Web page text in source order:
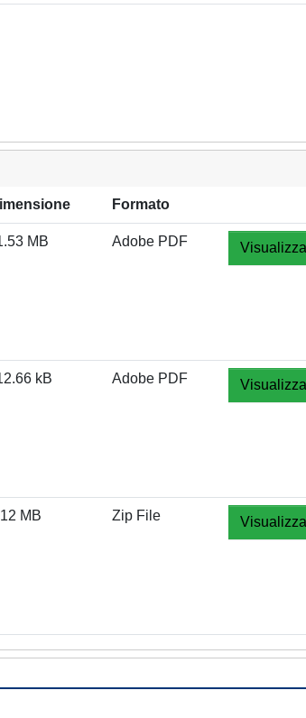
Formato
MB Adobe PDF
kB Adobe PDF
MB Zip File